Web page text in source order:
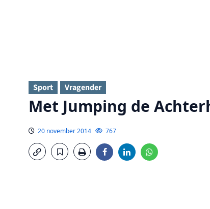
Sport Vragender
Met Jumping de
20 november 2014 767